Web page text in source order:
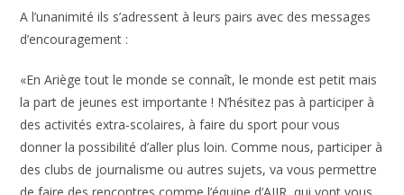
A l’unanimité ils s’adressent à leurs pairs avec des messages
d’encouragement :
«En Ariège tout le monde se connaît, le monde est petit mais
la part de jeunes est importante ! N’hésitez pas à participer à
des activités extra-scolaires, à faire du sport pour vous
donner la possibilité d’aller plus loin. Comme nous, participer à
des clubs de journalisme ou autres sujets, va vous permettre